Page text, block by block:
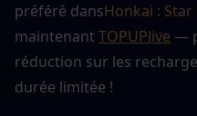
préféré dansHonkai : Star
maintenant TOPUPlive —
réduction sur les
durée limitée !